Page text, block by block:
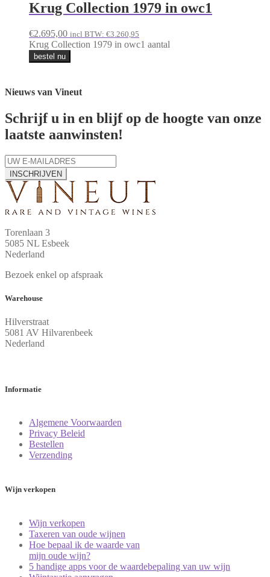
Krug Collection 1979 in owc1
€2.695,00 incl BTW: €3.260,95
Krug Collection 1979 in owc1 aantal
bestel nu
Nieuws van Vineut
Schrijf u in en blijf op de hoogte van onze
laatste aanwinsten!
INSCHRIJVEN
Torenlaan 3
5085 NL Esbeek
Nederland
Bezoek enkel op afspraak
Warehouse
Hilverstraat
5081 AV Hilvarenbeek
Nederland
Informatie
Algemene Voorwaarden
Privacy Beleid
Bestellen
Verzending
Wijn verkopen
Wijn verkopen
Taxeren van oude wijnen
Hoe bepaal ik de waarde van
mijn oude wijn?
5 handige apps voor de waardebepaling van uw wijn